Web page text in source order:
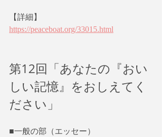
【詳細】
https://peaceboat.org/33015.html
第12回「あなたの『おい
しい記憶』をおしえてく
ださい」
■一般の部（エッセー）